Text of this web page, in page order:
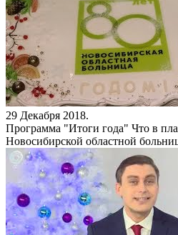
29 Декабря 2018.
Программа "Итоги года" Что в
Новосибирской областной